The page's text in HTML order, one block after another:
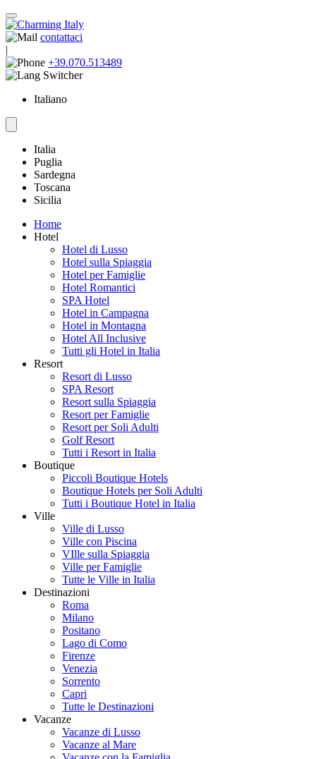
contattaci
|
+39.070.513489
Italiano
Italia
Puglia
Sardegna
Toscana
Sicilia
Home
Hotel
Hotel di Lusso
Hotel sulla Spiaggia
Hotel per Famiglie
Hotel Romantici
SPA Hotel
Hotel in Campagna
Hotel in Montagna
Hotel All Inclusive
Tutti gli Hotel in Italia
Resort
Resort di Lusso
SPA Resort
Resort sulla Spiaggia
Resort per Famiglie
Resort per Soli Adulti
Golf Resort
Tutti i Resort in Italia
Boutique
Piccoli Boutique Hotels
Boutique Hotels per Soli Adulti
Tutti i Boutique Hotel in Italia
Ville
Ville di Lusso
Ville con Piscina
VIlle sulla Spiaggia
Ville per Famiglie
Tutte le Ville in Italia
Destinazioni
Roma
Milano
Positano
Lago di Como
Firenze
Venezia
Sorrento
Capri
Tutte le Destinazioni
Vacanze
Vacanze di Lusso
Vacanze al Mare